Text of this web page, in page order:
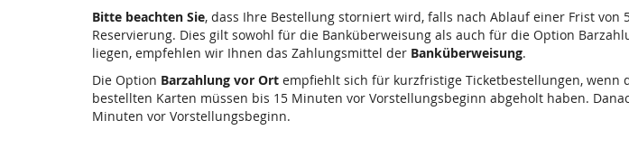
Bitte beachten Sie, dass Ihre Bestellung storniert wird, falls nach Ablauf einer Frist
Reservierung. Dies gilt sowohl für die Banküberweisung als auch für die Option
liegen, empfehlen wir Ihnen das Zahlungsmittel der Banküberweisung.
Die Option Barzahlung vor Ort empfiehlt sich für kurzfristige Ticketbestellungen,
bestellten Karten müssen bis 15 Minuten vor Vorstellungsbeginn abgeholt haben.
Minuten vor Vorstellungsbeginn.